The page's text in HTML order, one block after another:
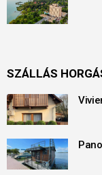
SZÁLLÁS